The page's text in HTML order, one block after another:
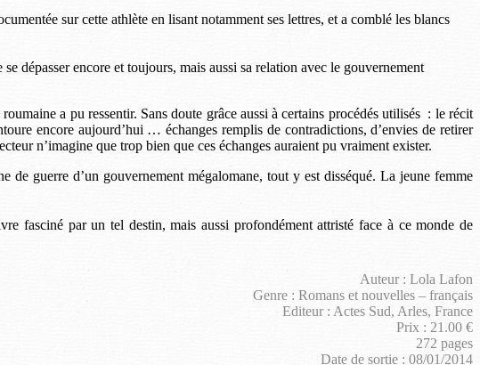
sur cette athlète en lisant notamment ses lettres, et a comblé les blancs
dépasser encore et toujours, mais aussi sa relation avec le gouvernement
a pu ressentir. Sans doute grâce aussi à certains procédés utilisés : le récit
encore aujourd’hui … échanges remplis de contradictions, d’envies de retirer
n’imagine que trop bien que ces échanges auraient pu vraiment exister.
guerre d’un gouvernement mégalomane, tout y est disséqué. La jeune femme
fasciné par un tel destin, mais aussi profondément attristé face à ce monde de
Auteur : Lola Lafon
Genre : Romans et nouvelles – français
Editeur : Actes Sud, Arles, France
Prix : 21.00 €
272 pages
Date de sortie : 08/01/2014